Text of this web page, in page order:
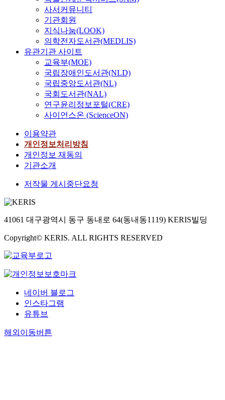
사서커뮤니티
기관회원
지식나눔(LOOK)
의학전자도서관(MEDLIS)
유관기관 사이트
교육부(MOE)
국립장애인도서관(NLD)
국립중앙도서관(NL)
국회도서관(NAL)
연구윤리정보포털(CRE)
사이언스온 (ScienceON)
이용약관
개인정보처리방침
개인정보 재동의
기관소개
저작물 게시중단요청
41061 대구광역시 동구 동내로 64(동내동1119) KERIS빌딩
Copyright© KERIS. ALL RIGHTS RESERVED
네이버 블로그
인스타그램
유튜브
해외이동버튼